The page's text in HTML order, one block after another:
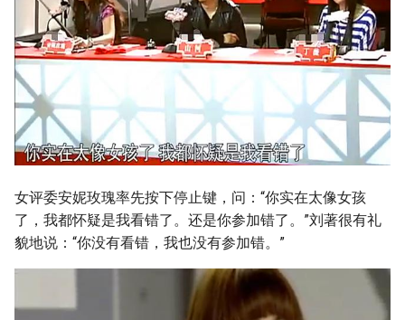
女评委安妮玫瑰率先按下停止键，问：“你实在太像女孩
了，我都怀疑是我看错了。还是你参加错了。”刘著很有礼
貌地说：“你没有看错，我也没有参加错。”